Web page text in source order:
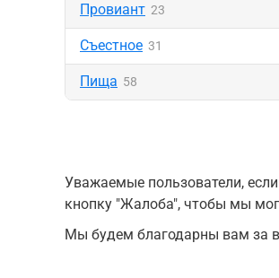
Провиант 23
Съестное 31
Пища 58
Уважаемые пользователи,
кнопку "Жалоба", чтобы мы
Мы будем благодарны вам за